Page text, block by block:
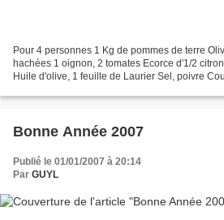
Pour 4 personnes 1 Kg de pommes de terre
hachées 1 oignon, 2 tomates Ecorce d'1/2
Huile d'olive, 1 feuille de Laurier Sel, poivre
Bonne Année 2007
Publié le 01/01/2007 à 20:14
Par GUYL